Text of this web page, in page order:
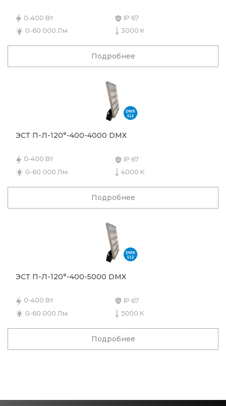
0-400 Вт
IP 67
0-60 000 Лм
3000 К
Подробнее
ЭСТ П-Л-120°-400-4000 DMX
0-400 Вт
IP 67
0-60 000 Лм
4000 К
Подробнее
ЭСТ П-Л-120°-400-5000 DMX
0-400 Вт
IP 67
0-60 000 Лм
5000 К
Подробнее